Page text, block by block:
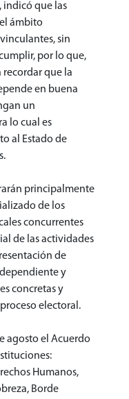
indicó que las
ámbito
sin
por lo que,
recordar que la
en buena
un
lo cual es
al Estado de
principalmente
de los
concurrentes
de las actividades
de
y
concretas y
electoral.
agosto el Acuerdo
Humanos,
Borde